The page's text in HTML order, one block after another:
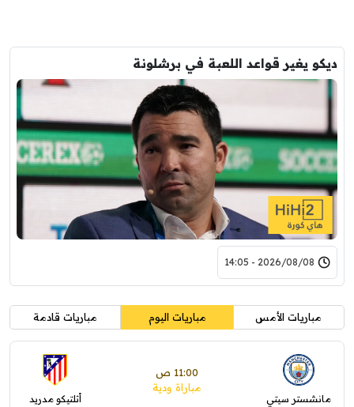
ديكو يغير قواعد اللعبة في برشلونة
2026/08/08 - 14:05
مباريات الأمس مباريات اليوم مباريات قادمة
مانشستر سيتي
11:00 ص
مباراة ودية
أتلتيكو مدريد